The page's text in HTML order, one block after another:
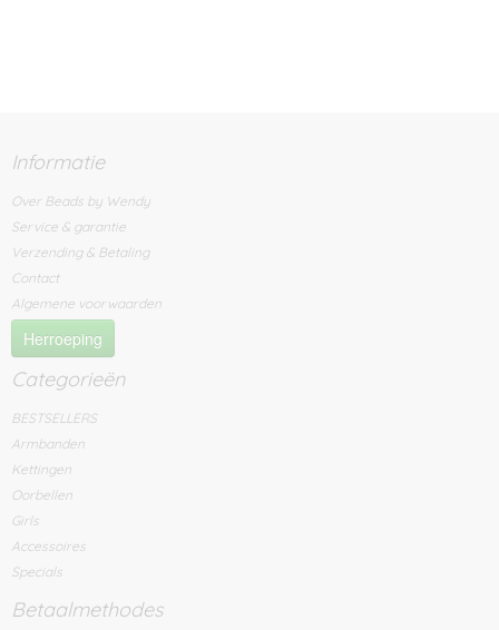
Informatie
Over Beads by Wendy
Service & garantie
Verzending & Betaling
Contact
Algemene voorwaarden
Herroeping
Categorieën
BESTSELLERS
Armbanden
Kettingen
Oorbellen
Girls
Accessoires
Specials
Betaalmethodes